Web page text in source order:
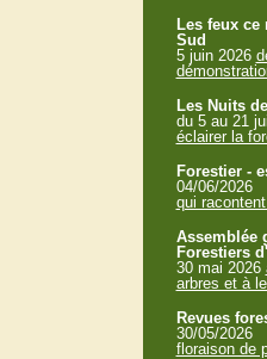
Les feux ce
Sud
5 juin 2026
Les Nuits
du 5 au 21
éclairer la
Forestier -
04/06/2026
qui
Assemblée
Forestiers
30 mai 2026
arbres et à
Revues
30/05/2026
floraison de